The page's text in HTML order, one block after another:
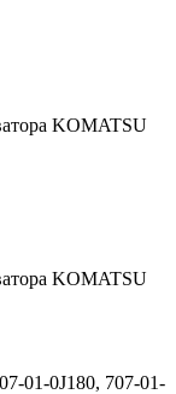
KOMATSU
KOMATSU
01-0J180, 707-01-